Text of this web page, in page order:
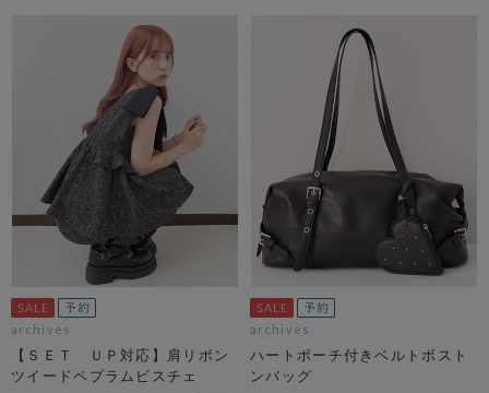
archives
【ＳＥＴ ＵＰ対応】肩リボン
ツイードペプラムビスチェ
archives
ハートポーチ付きベルトボスト
ンバッグ